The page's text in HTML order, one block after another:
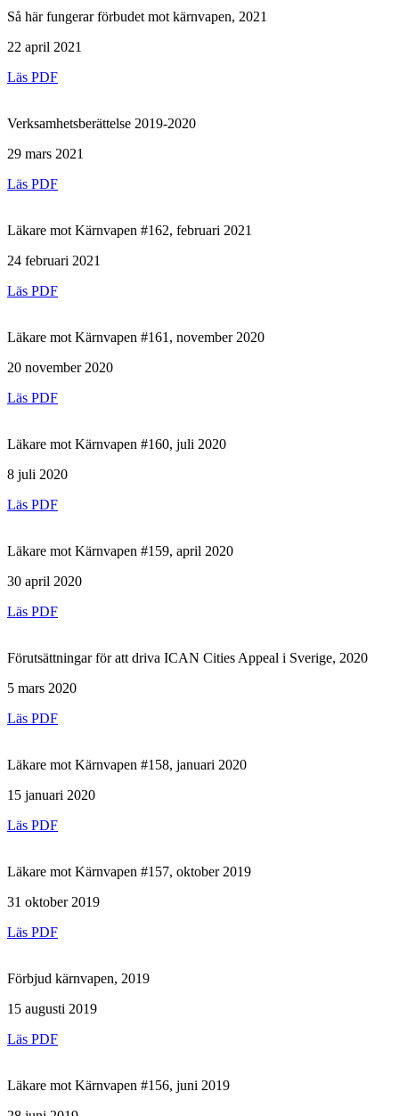
Så här fungerar förbudet mot kärnvapen, 2021
22 april 2021
Läs PDF
Verksamhetsberättelse 2019-2020
29 mars 2021
Läs PDF
Läkare mot Kärnvapen #162, februari 2021
24 februari 2021
Läs PDF
Läkare mot Kärnvapen #161, november 2020
20 november 2020
Läs PDF
Läkare mot Kärnvapen #160, juli 2020
8 juli 2020
Läs PDF
Läkare mot Kärnvapen #159, april 2020
30 april 2020
Läs PDF
Förutsättningar för att driva ICAN Cities Appeal i Sverige, 2020
5 mars 2020
Läs PDF
Läkare mot Kärnvapen #158, januari 2020
15 januari 2020
Läs PDF
Läkare mot Kärnvapen #157, oktober 2019
31 oktober 2019
Läs PDF
Förbjud kärnvapen, 2019
15 augusti 2019
Läs PDF
Läkare mot Kärnvapen #156, juni 2019